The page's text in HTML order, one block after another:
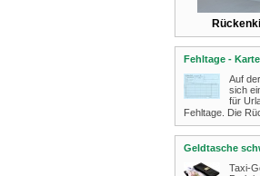
Fehltage - Karte
Auf
sich
für
Fehltage. Die
Geldtasche
Taxi-